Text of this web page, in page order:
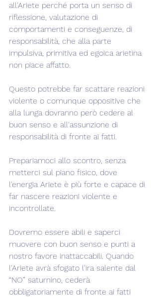
all'Ariete perché porta un senso di
riflessione, valutazione di
comportamenti e conseguenze, di
responsabilità, che alla parte
impulsiva, primitiva ed egoica arietina
non piace affatto.
Questo potrebbe far scattare reazioni
violente o comunque oppositive che
alla lunga dovranno però cedere al
buon senso e all'assunzione di
responsabilità di fronte ai fatti.
Prepariamoci allo scontro, senza
metterci sul piano fisico, dove
l'energia Ariete è più forte e capace di
far nascere reazioni violente e
incontrollate.
Dovremo essere abili e saperci
muovere con buon senso e punti a
nostro favore inattaccabili. Quando
l'Ariete avrà sfogato l'ira salente dal
“NO” saturnino, cederà
obbligatoriamente di fronte ai fatti